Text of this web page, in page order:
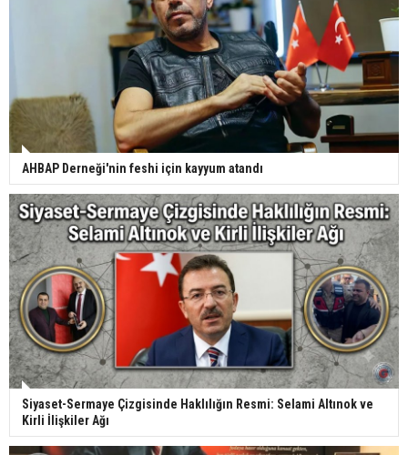
AHBAP Derneği'nin feshi için kayyum atandı
Siyaset-Sermaye Çizgisinde Haklılığın Resmi: Selami Altınok ve
Kirli İlişkiler Ağı